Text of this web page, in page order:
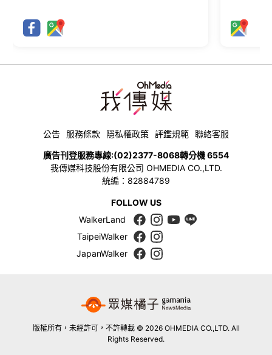
公告 服務條款 隱私權政策 評鑑規範 聯絡客服
廣告刊登服務專線:(02)2377-8068轉分機 6554
我傳媒科技股份有限公司 OHMEDIA CO.,LTD.
統編：82884789
FOLLOW US
WalkerLand
TaipeiWalker
JapanWalker
版權所有，未經許可，不許轉載 © 2026 OHMEDIA CO.,LTD. All
Rights Reserved.